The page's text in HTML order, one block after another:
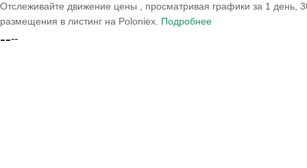
Отслеживайте движение цены , просматривая графики за 1 день,
размещения в листинг на Poloniex. Подробнее
----